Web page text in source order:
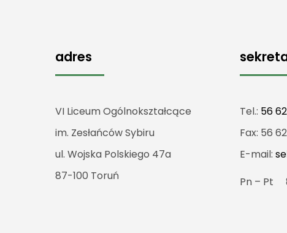
adres
VI Liceum Ogólnokształcące
im. Zesłańców Sybiru
ul. Wojska Polskiego 47a
87-100 Toruń
Tel.: 56
Fax: 56
E-mail:
Pn – Pt